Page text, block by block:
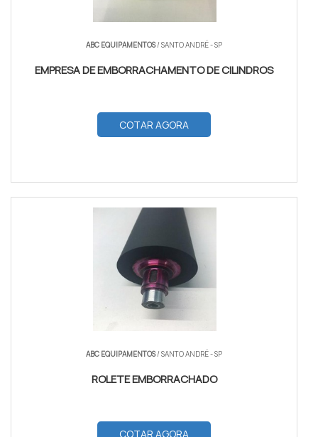
ABC EQUIPAMENTOS/ SANTO ANDRÉ - SP
EMPRESA DE EMBORRACHAMENTO DE CILINDROS
COTAR AGORA
ABC EQUIPAMENTOS/ SANTO ANDRÉ - SP
ROLETE EMBORRACHADO
COTAR AGORA